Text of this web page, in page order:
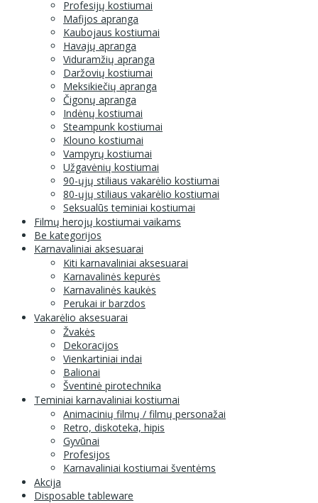
Profesijų kostiumai
Mafijos apranga
Kaubojaus kostiumai
Havajų apranga
Viduramžių apranga
Daržovių kostiumai
Meksikiečių apranga
Čigonų apranga
Indėnų kostiumai
Steampunk kostiumai
Klouno kostiumai
Vampyrų kostiumai
Užgavėnių kostiumai
90-ųjų stiliaus vakarėlio kostiumai
80-ųjų stiliaus vakarėlio kostiumai
Seksualūs teminiai kostiumai
Filmų herojų kostiumai vaikams
Be kategorijos
Karnavaliniai aksesuarai
Kiti karnavaliniai aksesuarai
Karnavalinės kepurės
Karnavalinės kaukės
Perukai ir barzdos
Vakarėlio aksesuarai
Žvakės
Dekoracijos
Vienkartiniai indai
Balionai
Šventinė pirotechnika
Teminiai karnavaliniai kostiumai
Animacinių filmų / filmų personažai
Retro, diskoteka, hipis
Gyvūnai
Profesijos
Karnavaliniai kostiumai šventėms
Akcija
Disposable tableware